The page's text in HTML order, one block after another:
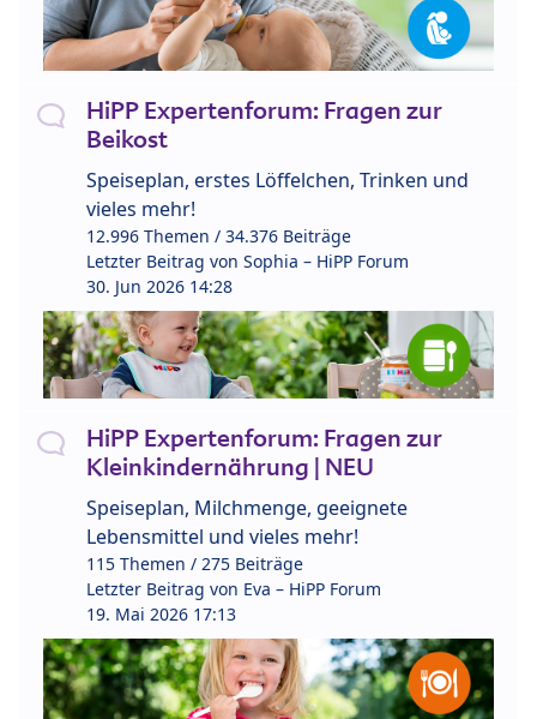
HiPP Expertenforum: Fragen zur
Beikost
Speiseplan, erstes Löffelchen, Trinken und
vieles mehr!
12.996 Themen / 34.376 Beiträge
Letzter Beitrag von Sophia – HiPP Forum
30. Jun 2026 14:28
HiPP Expertenforum: Fragen zur
Kleinkindernährung | NEU
Speiseplan, Milchmenge, geeignete
Lebensmittel und vieles mehr!
115 Themen / 275 Beiträge
Letzter Beitrag von Eva – HiPP Forum
19. Mai 2026 17:13